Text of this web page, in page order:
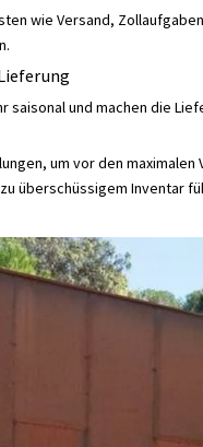
wie Versand,
saisonal und machen die
um vor den
überschüssigem Inventar